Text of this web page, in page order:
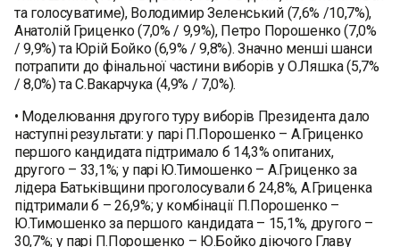
та голосуватиме), Володимир Зеленський (7,6% /10,7%),
Анатолій Гриценко (7,0% / 9,9%), Петро Порошенко (7,0%
/ 9,9%) та Юрій Бойко (6,9% / 9,8%). Значно менші шанси
потрапити до фінальної частини виборів у О.Ляшка (5,7%
/ 8,0%) та С.Вакарчука (4,9% / 7,0%).
• Моделювання другого туру виборів Президента дало
наступні результати: у парі П.Порошенко – А.Гриценко
першого кандидата підтримало б 14,3% опитаних,
другого – 33,1%; у парі Ю.Тимошенко – А.Гриценко за
лідера Батьківщини проголосували б 24,8%, А.Гриценка
підтримали б – 26,9%; у комбінації П.Порошенко –
Ю.Тимошенко за першого кандидата – 15,1%, другого –
30,7%; у парі П.Порошенко – Ю.Бойко діючого Главу